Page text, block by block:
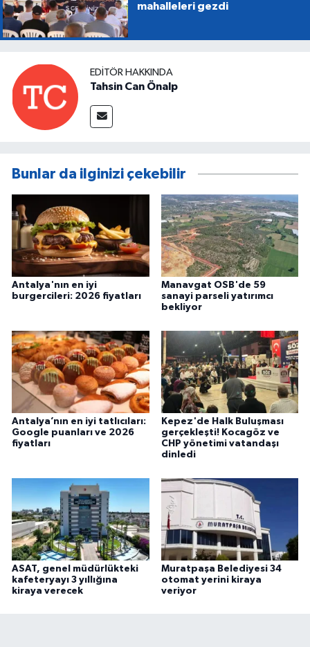
mahalleleri gezdi
EDITÖR HAKKINDA
Tahsin Can Önalp
Bunlar da ilginizi çekebilir
Antalya'nın en iyi
burgercileri: 2026 fiyatları
Manavgat OSB'de 59
sanayi parseli yatırımcı
bekliyor
Antalya’nın en iyi tatlıcıları:
Google puanları ve 2026
fiyatları
Kepez'de Halk Buluşması
gerçekleşti! Kocagöz ve
CHP yönetimi vatandaşı
dinledi
ASAT, genel müdürlükteki
kafeteryayı 3 yıllığına
kiraya verecek
Muratpaşa Belediyesi 34
otomat yerini kiraya
veriyor